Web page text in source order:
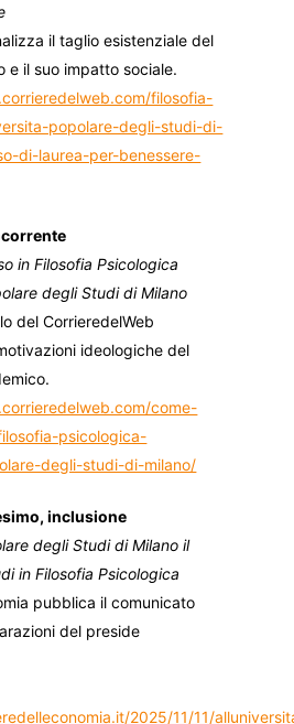
il taglio esistenziale del
e il suo impatto sociale.
filosofia-
popolare-degli-studi-di-
di-laurea-per-benessere-
in Filosofia Psicologica
degli Studi di Milano
del CorrieredelWeb
ideologiche del
come-
psicologica-
degli-studi-di-milano/
inclusione
degli Studi di Milano il
in Filosofia Psicologica
pubblica il comunicato
del preside
2025/11/11/